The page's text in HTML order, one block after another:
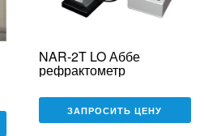
NAR-2T LO Аббе
рефрактометр
ЗАПРОСИТЬ ЦЕНУ